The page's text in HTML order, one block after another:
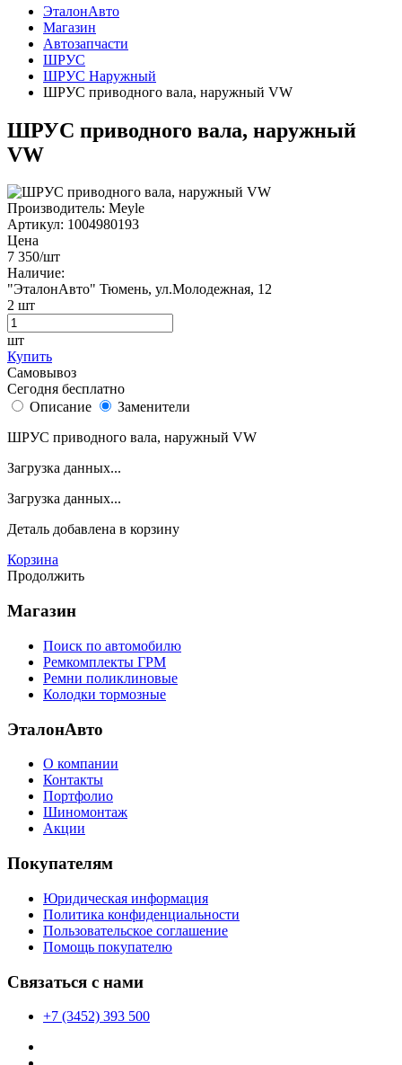
ЭталонАвто
Магазин
Автозапчасти
ШРУС
ШРУС Наружный
ШРУС приводного вала, наружный VW
ШРУС приводного вала, наружный
VW
Производитель: Meyle
Артикул: 1004980193
Цена
7 350/шт
Наличие:
"ЭталонАвто" Тюмень, ул.Молодежная, 12
2 шт
шт
Купить
Самовывоз
Сегодня бесплатно
Описание
Заменители
ШРУС приводного вала, наружный VW
Загрузка данных...
Загрузка данных...
Деталь добавлена в корзину
Корзина
Продолжить
Магазин
Поиск по автомобилю
Ремкомплекты ГРМ
Ремни поликлиновые
Колодки тормозные
ЭталонАвто
О компании
Контакты
Портфолио
Шиномонтаж
Акции
Покупателям
Юридическая информация
Политика конфиденциальности
Пользовательское соглашение
Помощь покупателю
Связаться с нами
+7 (3452) 393 500